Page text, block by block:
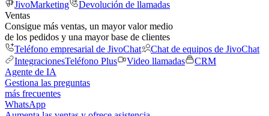
JivoMarketing
Devolución de llamadas
Ventas
Consigue más ventas, un mayor valor medio
de los pedidos y una mayor base de clientes
Teléfono empresarial de JivoChat
Chat de equipos de JivoChat
IntegracionesTeléfono Plus Video llamadas
CRM
Agente de IA
Gestiona las preguntas
más frecuentes
WhatsApp